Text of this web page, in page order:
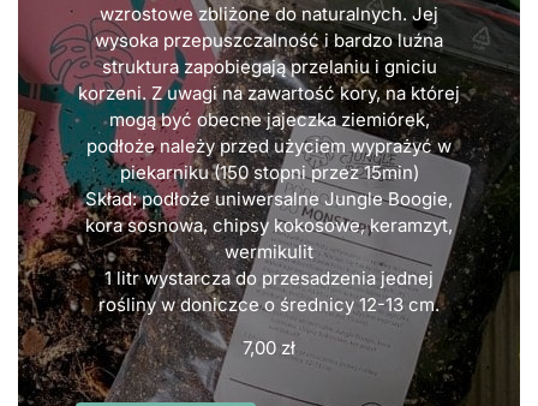
wzrostowe zbliżone do naturalnych. Jej
wysoka przepuszczalność i bardzo luźna
struktura zapobiegają przelaniu i gniciu
korzeni. Z uwagi na zawartość kory, na której
mogą być obecne jajeczka ziemiórek,
podłoże należy przed użyciem wyprażyć w
piekarniku (150 stopni przez 15min)
Skład: podłoże uniwersalne Jungle Boogie,
kora sosnowa, chipsy kokosowe, keramzyt,
wermikulit
1 litr wystarcza do przesadzenia jednej
rośliny w doniczce o średnicy 12-13 cm.
7,00 zł